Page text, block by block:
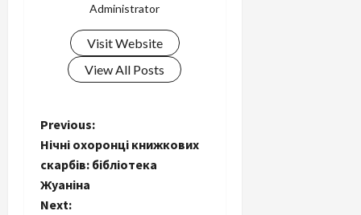
Administrator
Visit Website
View All Posts
P
o
s
Previous:
Нічні охоронці книжкових
скарбів: бібліотека
Жуаніна
Next: